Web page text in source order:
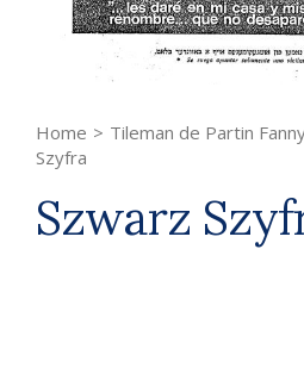
Home > Tileman de Partin
Szyfra
Szwarz